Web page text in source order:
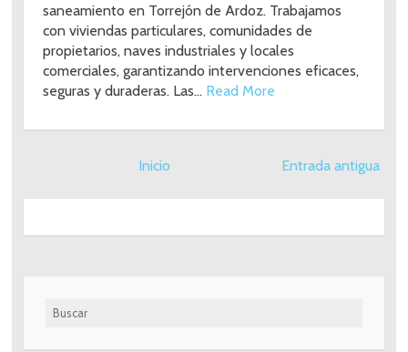
saneamiento en Torrejón de Ardoz. Trabajamos
con viviendas particulares, comunidades de
propietarios, naves industriales y locales
comerciales, garantizando intervenciones eficaces,
seguras y duraderas. Las… Read More
Entrada antigua
Inicio
Buscar